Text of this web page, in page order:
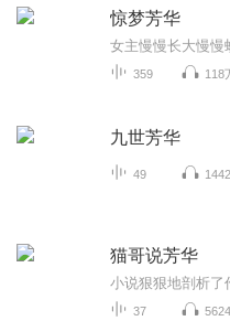
惊梦芳华
359 118
九世芳华
49 1442
猫哥说芳华
37 5624